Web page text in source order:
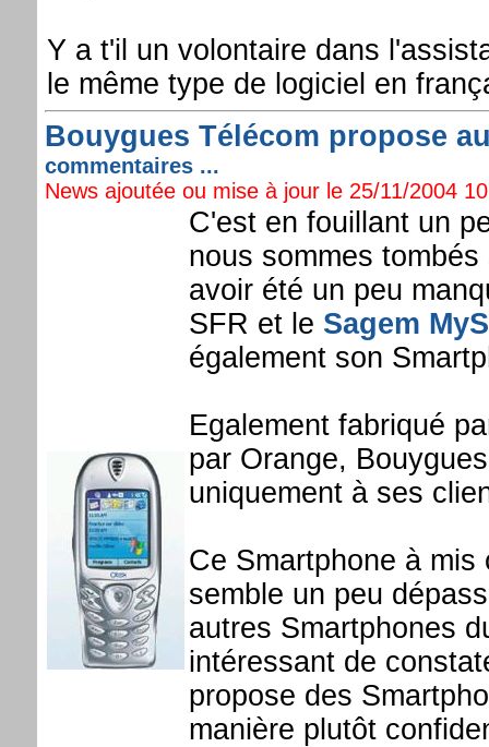
Y a t'il un volontaire dans
le même type de logiciel en
Bouygues Télécom propose
commentaires ...
News ajoutée ou mise à jour le 25/11/2004
C'est en fouillant un
nous sommes
avoir été un peu
SFR et le Sagem
également son
Egalement fabriqué
par Orange,
uniquement à ses
Ce Smartphone à
semble un peu
autres Smartphones
intéressant de
propose des
manière plutôt